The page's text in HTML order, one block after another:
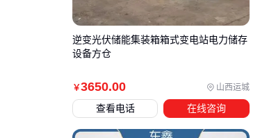
￥3650.00 山西运城
逆变光伏储能集装箱箱式变电站电力储存
设备方仓
查看电话 在线咨询